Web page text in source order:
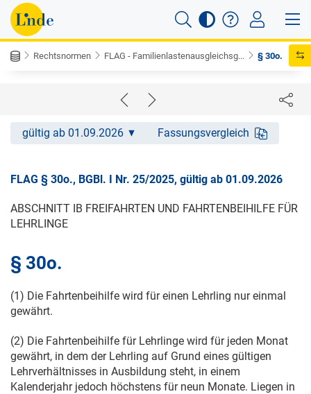
Rechtsnormen FLAG - Familienlastenausgleichsg... § 30o.
gültig ab 01.09.2026 Fassungsvergleich
FLAG § 30o., BGBl. I Nr. 25/2025, gültig ab 01.09.2026
ABSCHNITT IB FREIFAHRTEN UND FAHRTENBEIHILFE FÜR
LEHRLINGE
§ 30o.
(1) Die Fahrtenbeihilfe wird für einen Lehrling nur einmal
gewährt.
(2) Die Fahrtenbeihilfe für Lehrlinge wird für jeden Monat
gewährt, in dem der Lehrling auf Grund eines gültigen
Lehrverhältnisses in Ausbildung steht, in einem
Kalenderjahr jedoch höchstens für neun Monate. Liegen in